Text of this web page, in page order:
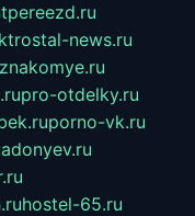
news.ru
pro-otdelky.ru
porno-vk.ru
adonyev.ru
hostel-65.ru